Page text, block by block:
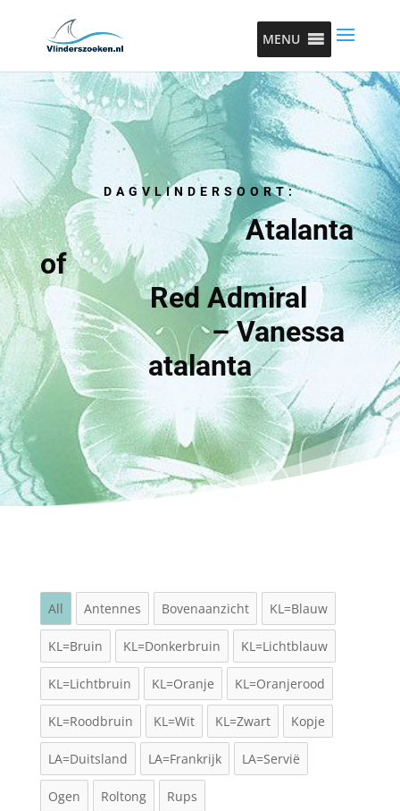
MENU
DAGVLINDERSOORT:
Atalanta
of
Red Admiral
– Vanessa
atalanta
All Antennes Bovenaanzicht KL=Blauw
KL=Bruin KL=Donkerbruin KL=Lichtblauw
KL=Lichtbruin KL=Oranje KL=Oranjerood
KL=Roodbruin KL=Wit KL=Zwart Kopje
LA=Duitsland LA=Frankrijk LA=Servië
Ogen Roltong Rups